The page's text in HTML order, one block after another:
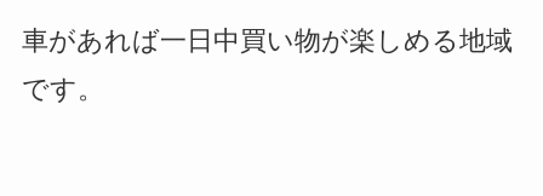
車があれば一日中買い物が楽しめる地域
です。